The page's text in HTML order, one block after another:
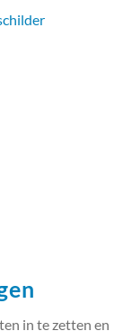
in te zetten en